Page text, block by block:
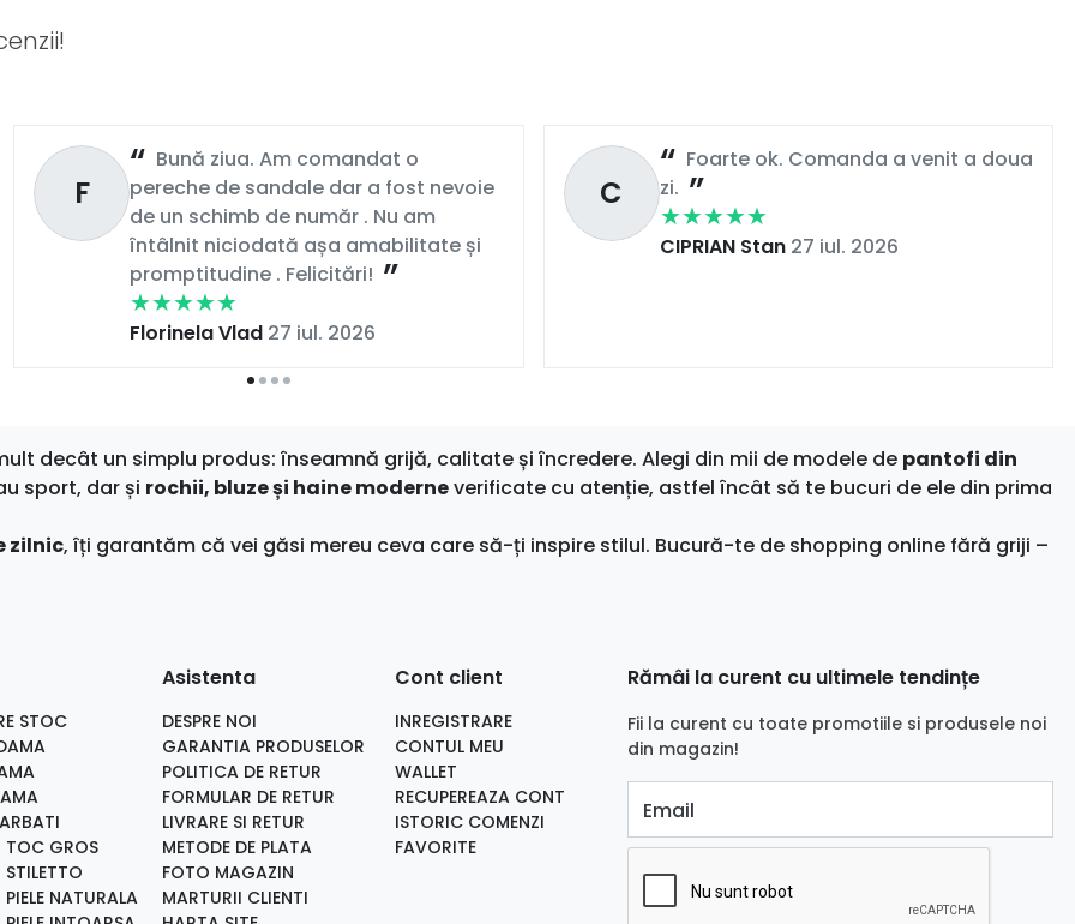
F
Bună ziua. Am comandat o
pereche de sandale dar a fost nevoie
de un schimb de număr . Nu am
întâlnit niciodată așa amabilitate și
promptitudine . Felicitări!
Florinela Vlad 27 iul. 2026
C
Foarte ok. Comanda a venit a doua
zi.
CIPRIAN Stan 27 iul. 2026
decât un simplu produs: înseamnă grijă, calitate și încredere. Alegi din mii de modele de pantofi din
sport, dar și rochii, bluze și haine moderneverificate cu atenție, astfel încât să te bucuri de ele din prima
zilnic, îți garantăm că vei găsi mereu ceva care să-ți inspire stilul. Bucură-te de shopping online fără griji –
STOC
TOC GROS
NATURALA
Asistenta
DESPRE NOI
GARANTIA PRODUSELOR
POLITICA DE RETUR
FORMULAR DE RETUR
LIVRARE SI RETUR
METODE DE PLATA
FOTO MAGAZIN
MARTURII CLIENTI
Cont client
INREGISTRARE
CONTUL MEU
WALLET
RECUPEREAZA CONT
ISTORIC COMENZI
FAVORITE
Rămâi la curent cu ultimele tendințe
Fii la curent cu toate promotiile si produsele noi
din magazin!
Email